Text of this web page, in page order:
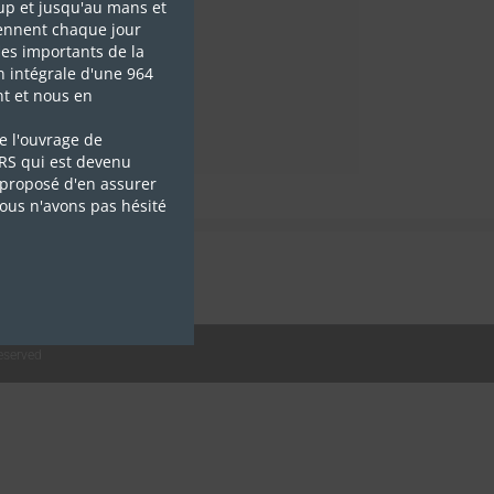
et jusqu'au mans et
chaque jour
importants de la
intégrale d'une 964
et nous en
l'ouvrage de
qui est devenu
d'en assurer
n'avons pas hésité